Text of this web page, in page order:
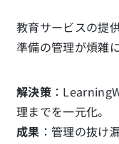
教育サービスの提
準備の管理が煩雑
解決策：
理までを一元化。
成果 ：管理の抜け